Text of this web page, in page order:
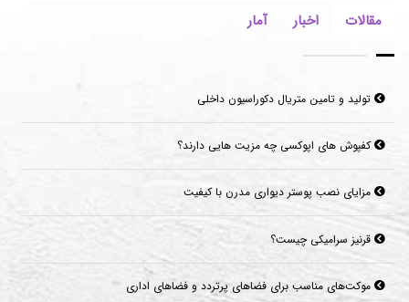
مقالات اخبار آمار
تولید و تامین متریال دکوراسیون داخلی
کفپوش های اپوکسی چه مزیت هایی دارند؟
مزایای نصب پوستر دیواری مدرن با کیفیت
قرنیز سرامیکی چیست؟
موکت‌های مناسب برای فضاهای پرتردد و فضاهای اداری